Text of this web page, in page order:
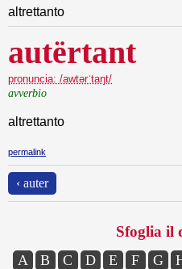
altrettanto
autërtant
pronuncia: /awtərˈtaŋt/
avverbio
altrettanto
permalink
‹ auter
Sfoglia il
A B C D E F G